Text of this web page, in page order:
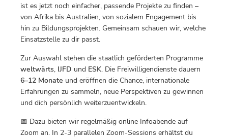
ist es jetzt noch einfacher, passende Projekte zu finden –
von Afrika bis Australien, von sozialem Engagement bis
hin zu Bildungsprojekten. Gemeinsam schauen wir, welche
Einsatzstelle zu dir passt.
Zur Auswahl stehen die staatlich geförderten Programme
weltwärts, IJFD und ESK. Die Freiwilligendienste dauern
6–12 Monate und eröffnen die Chance, internationale
Erfahrungen zu sammeln, neue Perspektiven zu gewinnen
und dich persönlich weiterzuentwickeln.
📅 Dazu bieten wir regelmäßig online Infoabende auf
Zoom an. In 2-3 parallelen Zoom-Sessions erhältst du